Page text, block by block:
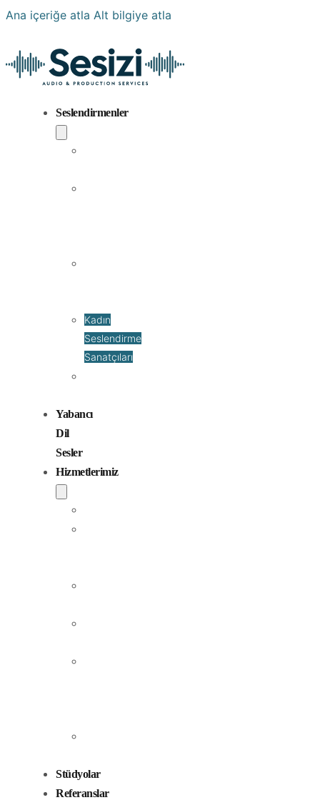
Ana içeriğe atla Alt bilgiye atla
Seslendirmenler
Kadın
Seslendirme
Sanatçıları
Yabancı
Dil
Sesler
Hizmetlerimiz
Stüdyolar
Referanslar